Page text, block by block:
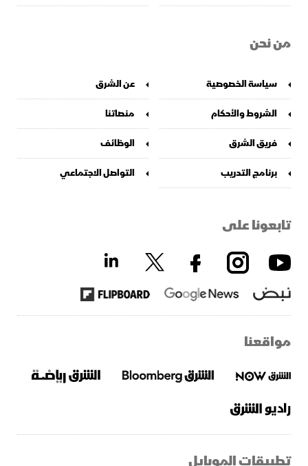
من نحن
سياسة الخصوصية
عن الشرق
الشروط والأحكام
منصاتنا
فريق الشرق
الوظائف
برنامج التدريب
التواصل الاجتماعي
تابعونا على
مواقعنا
تطبيقات الموبايل